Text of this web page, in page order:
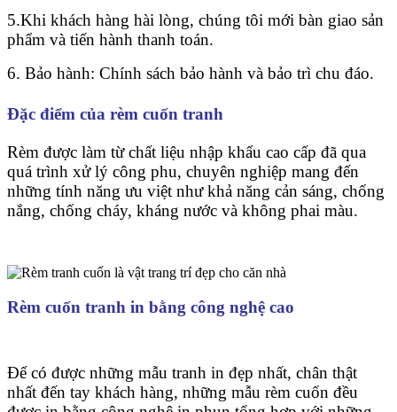
5.Khi khách hàng hài lòng, chúng tôi mới bàn giao sản
phẩm và tiến hành thanh toán.
6. Bảo hành: Chính sách bảo hành và bảo trì chu đáo.
Đặc điểm của rèm cuốn tranh
Rèm được làm từ chất liệu nhập khẩu cao cấp đã qua
quá trình xử lý công phu, chuyên nghiệp mang đến
những tính năng ưu việt như khả năng cản sáng, chống
nắng, chống cháy, kháng nước và không phai màu.
Rèm cuốn tranh in bằng công nghệ cao
Để có được những mẫu tranh in đẹp nhất, chân thật
nhất đến tay khách hàng, những mẫu rèm cuốn đều